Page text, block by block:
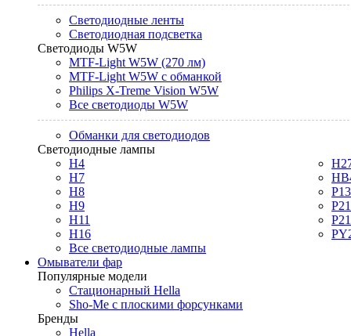
Светодиодные ленты
Светодиодная подсветка
Светодиоды W5W
MTF-Light W5W (270 лм)
MTF-Light W5W с обманкой
Philips X-Treme Vision W5W
Все светодиоды W5W
Обманки для светодиодов
Светодиодные лампы
H4
H7
H8
H9
H11
H16
Все светодиодные лампы
Омыватели фар
Популярные модели
Стационарный Hella
Sho-Me с плоскими форсунками
Бренды
Hella